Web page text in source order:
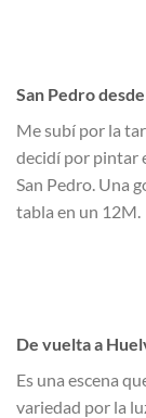
San Pedro
Me subí por la
decidí por pintar
San Pedro. Una
tabla en un 12M.
De vuelta a
Es una escena
variedad por la